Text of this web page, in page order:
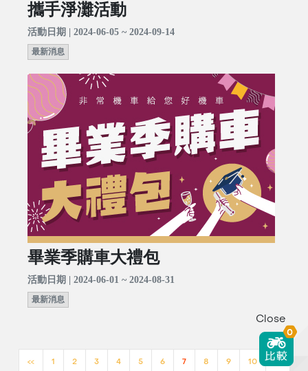
攜手淨灘活動
活動日期 | 2024-06-05 ~ 2024-09-14
最新消息
畢業季購車大禮包
活動日期 | 2024-06-01 ~ 2024-08-31
最新消息
<< 1 2 3 4 5 6 7 8 9 10 >>
Close
0